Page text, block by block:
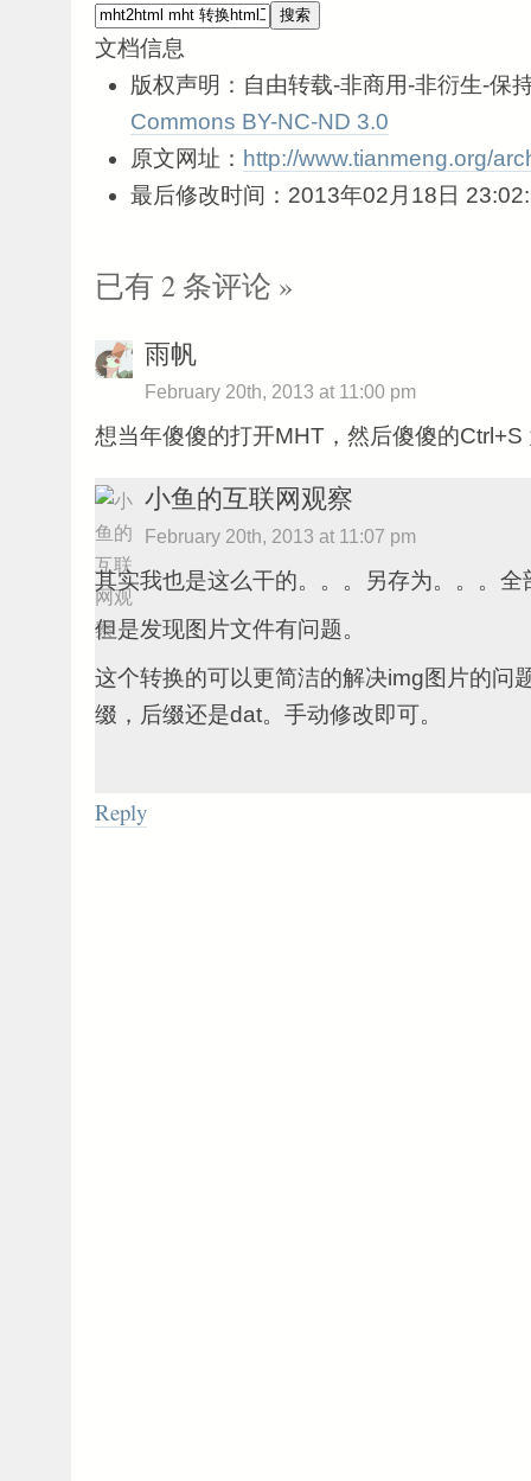
文档信息
版权声明：自由转载-非商用-非衍生-保
Commons BY-NC-ND 3.0
原文网址： http://www.tianmeng.org/
最后修改时间：2013年02月18日
已有 2 条评论 »
雨帆
February 20th, 2013 at 11:00 pm
想当年傻傻的打开MHT，然后傻傻的
小鱼的互联网观察
February 20th, 2013 at 11:07 pm
其实我也是这么干的。。。另存为。。。全
但是发现图片文件有问题。
这个转换的可以更简洁的解决img图片的问
缀，后缀还是dat。手动修改即可。
Reply